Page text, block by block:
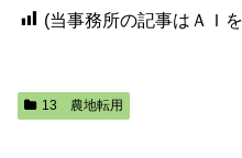
(当事務所の記事はＡＩ
13 農地転用